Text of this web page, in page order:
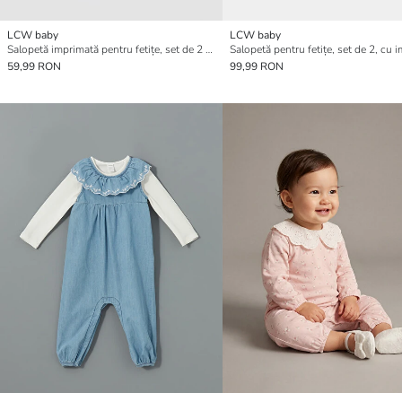
LCW baby
Salopetă imprimată pentru fetițe, set de 2 bucăți
59,99 RON
LCW baby
99,99 RON